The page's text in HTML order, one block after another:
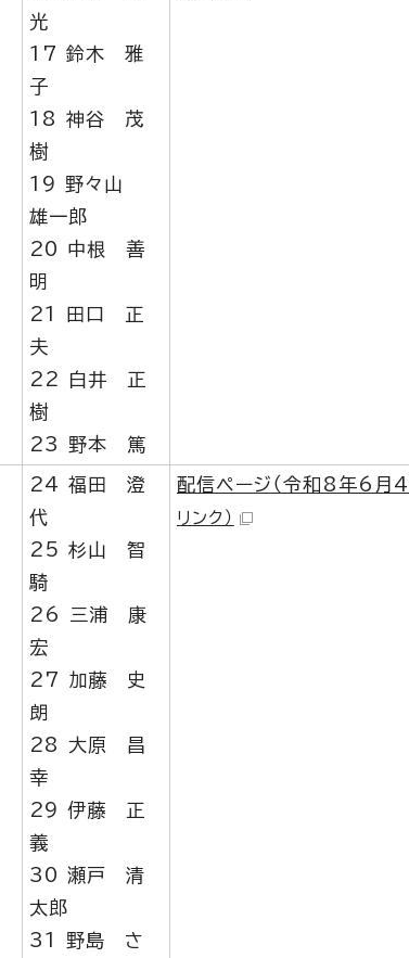
光
17 鈴木 雅
子
18 神谷 茂
樹
19 野々山
雄一郎
20 中根 善
明
21 田口 正
夫
22 白井 正
樹
23 野本 篤
24 福田 澄
代
25 杉山 智
騎
26 三浦 康
宏
27 加藤 史
朗
28 大原 昌
幸
29 伊藤 正
義
30 瀬戸 清
太郎
31 野島 さ
配信ページ（令和8年6月4
リンク）